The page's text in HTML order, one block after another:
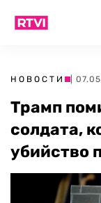
НОВОСТИ |
Трамп
солдата,
убийство